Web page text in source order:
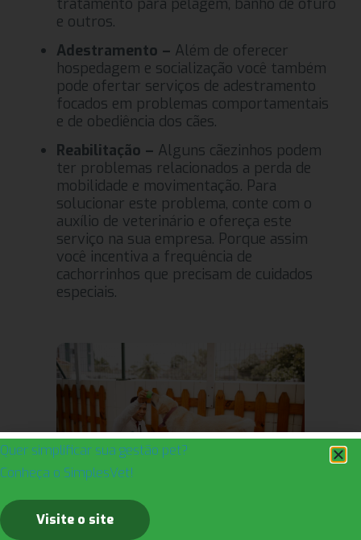
tratamento para pelagem, banho de ofurô
e outros.
Adestramento – Além de oferecer
hospedagem e socialização você também
pode ofertar serviços de adestramento
focados em problemas comportamentais
e de obediência dos cães.
Reabilitação – Alguns cãezinhos podem
ter problemas relacionados a perda de
mobilidade e movimentação. Para
solucionar este problema, conte com o
auxílio de veterinário e ofereça este
serviço na sua empresa. Porque assim
você incentiva a frequência de
cachorrinhos que precisam de cuidados
especiais.
Planet Pet (PE), cliente SimplesVet
Quer simplificar sua gestão pet?
Conheça o SimplesVet!
Visite o site